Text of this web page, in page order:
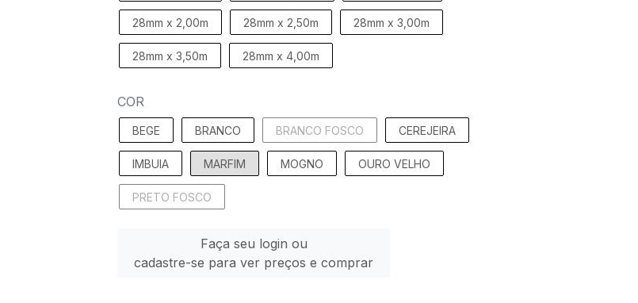
28mm x 2,00m 28mm x 2,50m 28mm x 3,00m
28mm x 3,50m 28mm x 4,00m
COR
BEGE BRANCO BRANCO FOSCO CEREJEIRA
IMBUIA MARFIM MOGNO OURO VELHO
PRETO FOSCO
Faça seu login ou
cadastre-se para ver preços e comprar